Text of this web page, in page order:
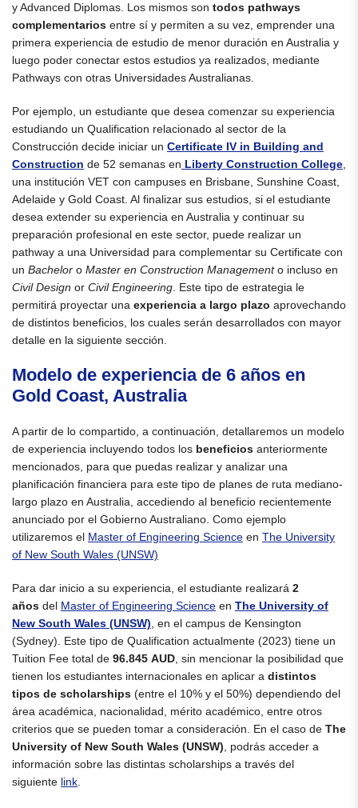
y Advanced Diplomas. Los mismos son todos pathways
complementarios entre sí y permiten a su vez, emprender una
primera experiencia de estudio de menor duración en Australia y
luego poder conectar estos estudios ya realizados, mediante
Pathways con otras Universidades Australianas.
Por ejemplo, un estudiante que desea comenzar su experiencia
estudiando un Qualification relacionado al sector de la
Construcción decide iniciar un Certificate IV in Building and
Construction de 52 semanas en Liberty Construction College,
una institución VET con campuses en Brisbane, Sunshine Coast,
Adelaide y Gold Coast. Al finalizar sus estudios, si el estudiante
desea extender su experiencia en Australia y continuar su
preparación profesional en este sector, puede realizar un
pathway a una Universidad para complementar su Certificate con
un Bachelor o Master en Construction Managemento incluso en
Civil Design or Civil Engineering. Este tipo de estrategia le
permitirá proyectar una experiencia a largo plazo aprovechando
de distintos beneficios, los cuales serán desarrollados con mayor
detalle en la siguiente sección.
Modelo de experiencia de 6 años en
Gold Coast, Australia
A partir de lo compartido, a continuación, detallaremos un modelo
de experiencia incluyendo todos los beneficios anteriormente
mencionados, para que puedas realizar y analizar una
planificación financiera para este tipo de planes de ruta mediano-
largo plazo en Australia, accediendo al beneficio recientemente
anunciado por el Gobierno Australiano. Como ejemplo
utilizaremos el Master of Engineering Science en The University
of New South Wales (UNSW)
Para dar inicio a su experiencia, el estudiante realizará 2
años del Master of Engineering Science en The University of
New South Wales (UNSW), en el campus de Kensington
(Sydney). Este tipo de Qualification actualmente (2023) tiene un
Tuition Fee total de 96.845 AUD, sin mencionar la posibilidad que
tienen los estudiantes internacionales en aplicar a distintos
tipos de scholarships (entre el 10% y el 50%) dependiendo del
área académica, nacionalidad, mérito académico, entre otros
criterios que se pueden tomar a consideración. En el caso de The
University of New South Wales (UNSW), podrás acceder a
información sobre las distintas scholarships a través del
siguiente link.